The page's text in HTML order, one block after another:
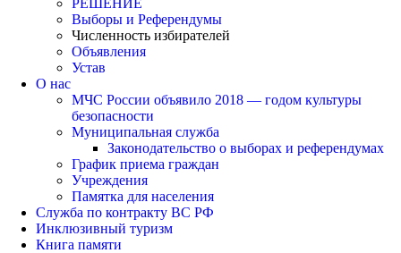
Выборы и Референдумы
Численность избирателей
Объявления
Устав
О нас
МЧС России объявило 2018 — годом культуры
безопасности
Муниципальная служба
Законодательство о выборах и референдумах
График приема граждан
Учреждения
Памятка для населения
Служба по контракту ВС РФ
Инклюзивный туризм
Книга памяти